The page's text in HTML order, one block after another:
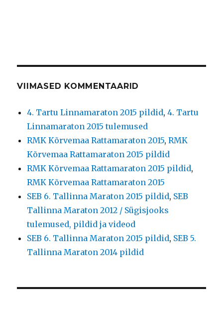
VIIMASED KOMMENTAARID
4. Tartu Linnamaraton 2015 pildid,4. Tartu
Linnamaraton 2015 tulemused
RMK Kõrvemaa Rattamaraton 2015,RMK
Kõrvemaa Rattamaraton 2015 pildid
RMK Kõrvemaa Rattamaraton 2015 pildid,
RMK Kõrvemaa Rattamaraton 2015
SEB 6. Tallinna Maraton 2015 pildid, SEB
Tallinna Maraton 2012 / Sügisjooks
tulemused, pildid ja videod
SEB 6. Tallinna Maraton 2015 pildid, SEB 5.
Tallinna Maraton 2014 pildid